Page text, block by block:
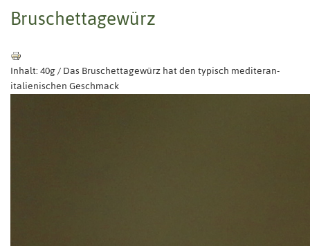
Bruschettagewürz
Inhalt: 40g / Das Bruschettagewürz hat den typisch mediteran-
italienischen Geschmack